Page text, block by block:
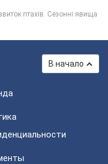
птахів. Сезонні явища
В начало